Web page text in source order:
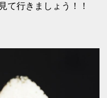
て行きましょう！！